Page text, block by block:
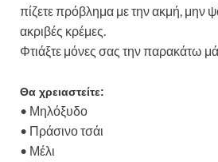
πίζετε πρόβλημα με την ακμή, μην
ακριβές κρέμες.
Φτιάξτε μόνες σας την παρακάτω
Θα χρειαστείτε:
• Μηλόξυδο
• Πράσινο τσάι
• Μέλι